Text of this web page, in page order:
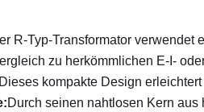
R-Typ-Transformator verwendet
zu herkömmlichen E-I-
kompakte Design
Durch seinen nahtlosen Kern